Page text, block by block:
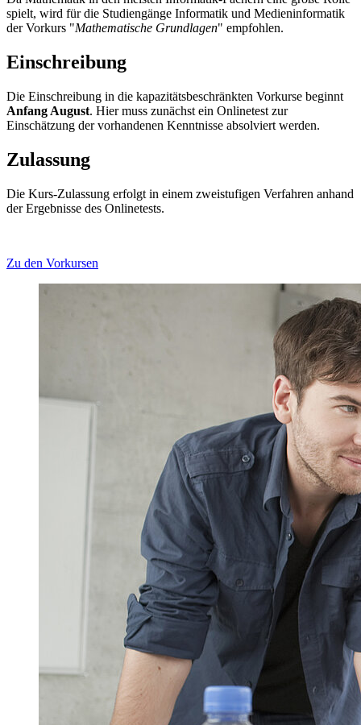
spielt, wird für die Studiengänge Informatik und Medieninformatik
der Vorkurs "Mathematische Grundlagen" empfohlen.
Einschreibung
Die Einschreibung in die kapazitätsbeschränkten Vorkurse beginnt
Anfang August. Hier muss zunächst ein Onlinetest zur
Einschätzung der vorhandenen Kenntnisse absolviert werden.
Zulassung
Die Kurs-Zulassung erfolgt in einem zweistufigen Verfahren anhand
der Ergebnisse des Onlinetests.
Zu den Vorkursen